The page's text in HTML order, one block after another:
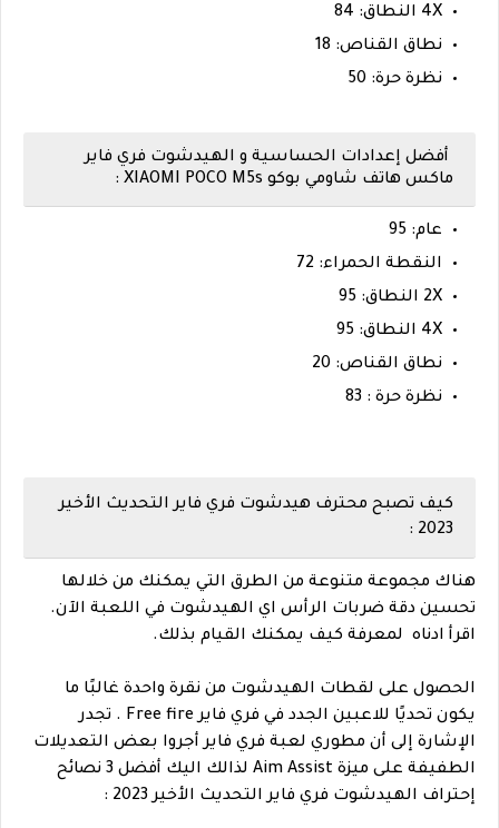
4X النطاق: 84
نطاق القناص: 18
نظرة حرة: 50
أفضل إعدادات الحساسية و الهيدشوت فري فاير
ماكس هاتف شاومي بوكو XIAOMI POCO M5s :
عام: 95
النقطة الحمراء: 72
2X النطاق: 95
4X النطاق: 95
نطاق القناص: 20
نظرة حرة : 83
كيف تصبح محترف هيدشوت فري فاير التحديث الأخير
2023 :
هناك مجموعة متنوعة من الطرق التي يمكنك من خلالها
تحسين دقة ضربات الرأس اي الهيدشوت في اللعبة الآن.
اقرأ ادناه لمعرفة كيف يمكنك القيام بذلك.
الحصول على لقطات الهيدشوت من نقرة واحدة غالبًا ما
يكون تحديًا للاعبين الجدد في فري فاير Free fire . تجدر
الإشارة إلى أن مطوري لعبة فري فاير أجروا بعض التعديلات
الطفيفة على ميزة Aim Assist لذالك اليك أفضل 3 نصائح
إحتراف الهيدشوت فري فاير التحديث الأخير 2023 :